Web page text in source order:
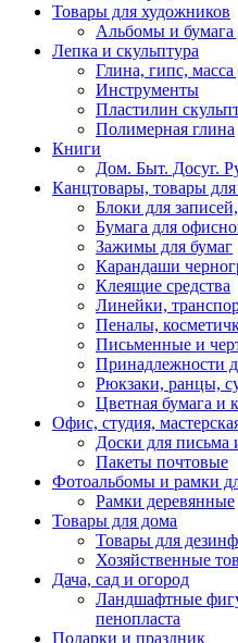
Товары для художников
Альбомы и бумага
Лепка и скульптура
Глина, гипс,
Инструменты
Пластилин
Полимерная глина
Книги
Дом. Быт. Досуг.
Канцтовары, товары
Блоки для
Бумага для
Зажимы для бумаг
Карандаши
Клеящие средства
Линейки,
Пеналы,
Письменные и
Принадлежности
Рюкзаки, ранцы,
Цветная бумага и
Офис, студия,
Доски для
Пакеты почтовые
Фотоальбомы и рамки
Рамки деревянные
Товары для дома
Товары для
Хозяйственные
Дача, сад и огород
Ландшафтные
пенопласта
Подарки и праздник